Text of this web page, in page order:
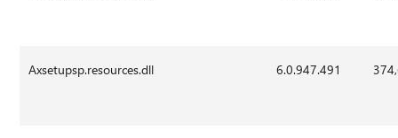
Axsetupsp.resources.dll 6.0.947.491